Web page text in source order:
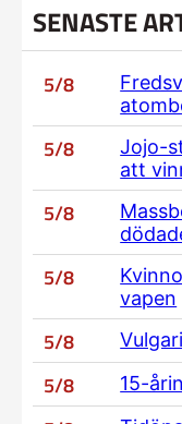
SENASTE
5/8
5/8
Jojo-
att
5/8
5/8
vapen
5/8
5/8 15-